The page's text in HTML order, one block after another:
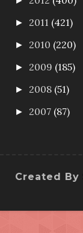
► 2011 (421)
► 2010 (220)
► 2009 (185)
► 2008 (51)
► 2007 (87)
Created By